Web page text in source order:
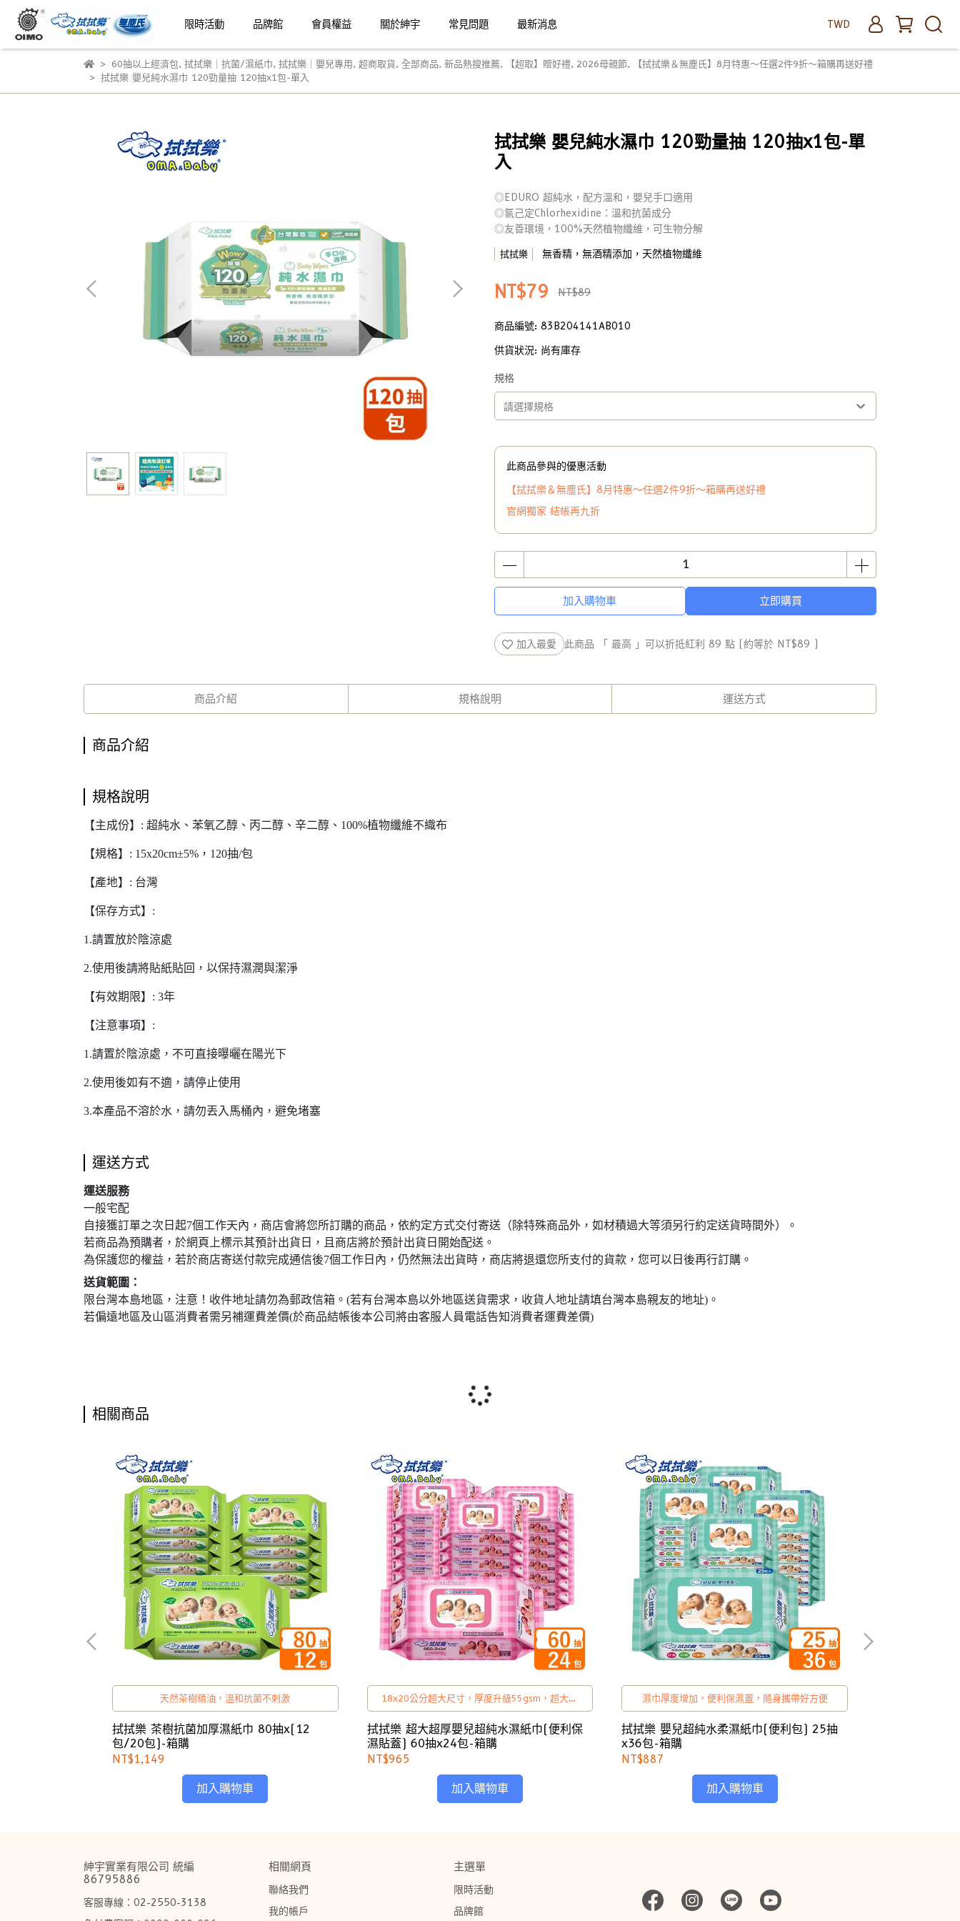
限時活動 品牌館 會員權益 關於紳宇 常見問題 最新消息 TWD
60抽以上經濟包, 拭拭樂｜抗菌/濕紙巾, 拭拭樂｜嬰兒專用, 超商取貨, 全部商品, 新品熱搜推薦, 【超取】贈好禮, 2026母親節,
【拭拭樂＆無塵氏】8月特惠～任選2件9折～箱購再送好禮
拭拭樂 嬰兒純水濕巾 120勁量抽 120抽x1包-單入
拭拭樂 嬰兒純水濕巾 120勁量抽 120抽x1包-單
入
◎EDURO 超純水，配方溫和，嬰兒手口適用
◎氯己定Chlorhexidine：溫和抗菌成分
◎友善環境，100%天然植物纖維，可生物分解
拭拭樂 無香精，無酒精添加，天然植物纖維
NT$79 NT$89
商品編號: 83B204141AB010
供貨狀況: 尚有庫存
規格
此商品參與的優惠活動
【拭拭樂＆無塵氏】8月特惠～任選2件9折～箱購再送好禮
官網獨家 結帳再九折
加入購物車 立即購買
加入最愛 此商品 「 最高 」可以折抵紅利 89 點 (約等於 NT$89 )
商品介紹 規格說明 運送方式
商品介紹
規格說明
【主成份】: 超純水、苯氧乙醇、丙二醇、辛二醇、100%植物纖維不織布
【規格】: 15x20cm±5%，120抽/包
【產地】: 台灣
【保存方式】:
1.請置放於陰涼處
2.使用後請將貼紙貼回，以保持濕潤與潔淨
【有效期限】: 3年
【注意事項】:
1.請置於陰涼處，不可直接曝曬在陽光下
2.使用後如有不適，請停止使用
3.本產品不溶於水，請勿丟入馬桶內，避免堵塞
運送方式
運送服務
一般宅配
自接獲訂單之次日起7個工作天內，商店會將您所訂購的商品，依約定方式交付寄送（除特殊商品外，如材積過大等須另行約定送貨時間外）。
若商品為預購者，於網頁上標示其預計出貨日，且商店將於預計出貨日開始配送。
為保護您的權益，若於商店寄送付款完成通信後7個工作日內，仍然無法出貨時，商店將退還您所支付的貨款，您可以日後再行訂購。
送貨範圍：
限台灣本島地區，注意！收件地址請勿為郵政信箱。(若有台灣本島以外地區送貨需求，收貨人地址請填台灣本島親友的地址)。
若偏遠地區及山區消費者需另補運費差價(於商品結帳後本公司將由客服人員電話告知消費者運費差價)
相關商品
天然茶樹精油，溫和抗菌不剌激
拭拭樂 茶樹抗菌加厚濕紙巾 80抽x(12
包/20包)-箱購
NT$1,149
加入購物車
18x20公分超大尺寸，厚度升級55gsm，超大超
厚超柔順
拭拭樂 超大超厚嬰兒超純水濕紙巾(便利保
濕貼蓋) 60抽x24包-箱購
NT$965
加入購物車
濕巾厚度增加，便利保濕蓋，隨身攜帶好方便
拭拭樂 嬰兒超純水柔濕紙巾(便利包) 25抽
x36包-箱購
NT$887
加入購物車
紳宇實業有限公司 統編
86795886
客服專線：02-2550-3138
相關網頁
聯絡我們
我的帳戶
主選單
限時活動
品牌館